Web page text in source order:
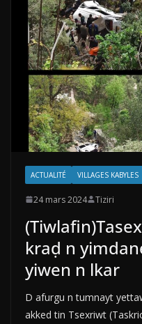
ACTUALITÉ VILLAGES KABYLES
24 mars 2024 Tiziri
kraḍ n
yiwen n lkar
D afurgu n tumnayt
akked tin Tsexriwt